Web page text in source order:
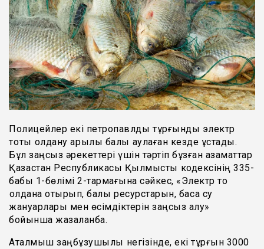
Полицейлер екі петропавлдық тұрғынды электр
тоқты қолдану арқылы балық аулаған кезде ұстады.
Бұл заңсыз әрекеттері үшін тәртіп бұзған азаматтар
Қазақстан Республикасы Қылмыстық кодексінің 335-
бабы 1-бөлімі 2-тармағына сәйкес, «Электр тоқ
қолдана отырып, балық ресурстарын, басқа су
жануарлары мен өсімдіктерін заңсыз алу»
бойынша жазаланбақ.
Аталмыш заңбұзушылық негізінде, екі тұрғын 3000